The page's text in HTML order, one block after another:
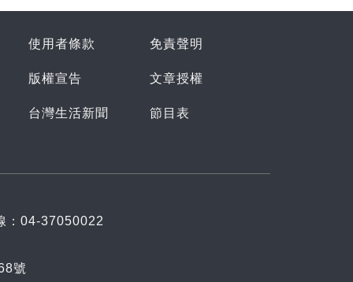
使用者條款 免責聲明
版權宣告 文章授權
台灣生活新聞 節目表
：04-37050022
號